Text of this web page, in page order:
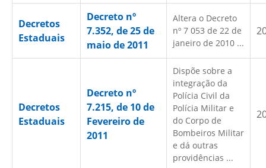
Decretos
Estaduais
Decreto nº
7.352, de 25 de
maio de 2011
Altera o Decreto
nº 7 053 de 22 de
janeiro de 2010 ...
Decretos
Estaduais
Decreto nº
7.215, de 10 de
Fevereiro de
2011
Dispõe sobre a
integração da
Polícia Civil da
Polícia Militar e
do Corpo de
Bombeiros Militar
e dá outras
providências ...